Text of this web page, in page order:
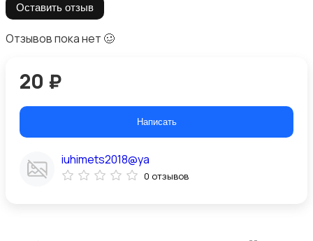
Оставить отзыв
Отзывов пока нет 🥴
20 ₽
Написать
iuhimets2018@ya
0 отзывов